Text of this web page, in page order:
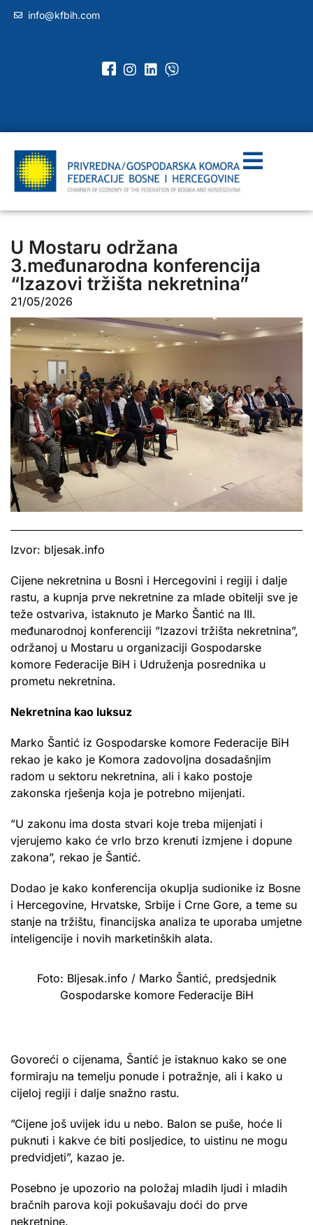
info@kfbih.com
U Mostaru održana
3.međunarodna konferencija
“Izazovi tržišta nekretnina”
21/05/2026
Izvor: bljesak.info
Cijene nekretnina u Bosni i Hercegovini i regiji i dalje
rastu, a kupnja prve nekretnine za mlade obitelji sve je
teže ostvariva, istaknuto je Marko Šantić na III.
međunarodnoj konferenciji ”Izazovi tržišta nekretnina”,
održanoj u Mostaru u organizaciji Gospodarske
komore Federacije BiH i Udruženja posrednika u
prometu nekretnina.
Nekretnina kao luksuz
Marko Šantić iz Gospodarske komore Federacije BiH
rekao je kako je Komora zadovoljna dosadašnjim
radom u sektoru nekretnina, ali i kako postoje
zakonska rješenja koja je potrebno mijenjati.
”U zakonu ima dosta stvari koje treba mijenjati i
vjerujemo kako će vrlo brzo krenuti izmjene i dopune
zakona”, rekao je Šantić.
Dodao je kako konferencija okuplja sudionike iz Bosne
i Hercegovine, Hrvatske, Srbije i Crne Gore, a teme su
stanje na tržištu, financijska analiza te uporaba umjetne
inteligencije i novih marketinških alata.
Foto: Bljesak.info / Marko Šantić, predsjednik
Gospodarske komore Federacije BiH
Govoreći o cijenama, Šantić je istaknuo kako se one
formiraju na temelju ponude i potražnje, ali i kako u
cijeloj regiji i dalje snažno rastu.
”Cijene još uvijek idu u nebo. Balon se puše, hoće li
puknuti i kakve će biti posljedice, to uistinu ne mogu
predvidjeti”, kazao je.
Posebno je upozorio na položaj mladih ljudi i mladih
bračnih parova koji pokušavaju doći do prve
nekretnine.